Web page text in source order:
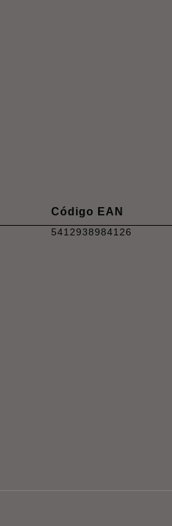
Código EAN
5412938984126